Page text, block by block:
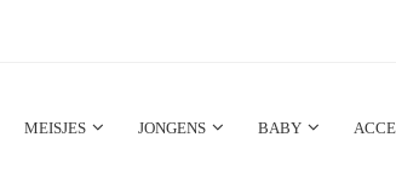
MEISJES JONGENS BABY